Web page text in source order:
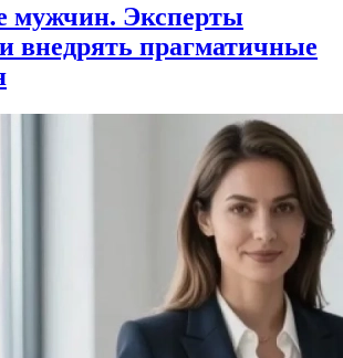
мужчин. Эксперты
внедрять прагматичные